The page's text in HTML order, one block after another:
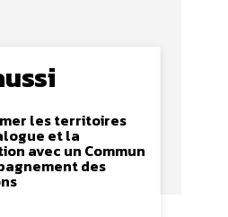
les territoires
et la
avec un Commun
des